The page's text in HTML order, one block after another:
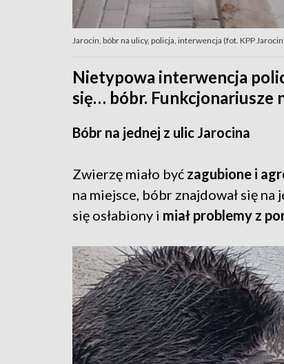
Jarocin, bóbr na ulicy, policja, interwencja (fot. KPP
Nietypowa interwencja
się… bóbr. Funkcjonariusze
Bóbr na jednej z ulic Jarocina
Zwierzę miało być zagubione i
na miejsce, bóbr znajdował się
się osłabiony i miał problemy z